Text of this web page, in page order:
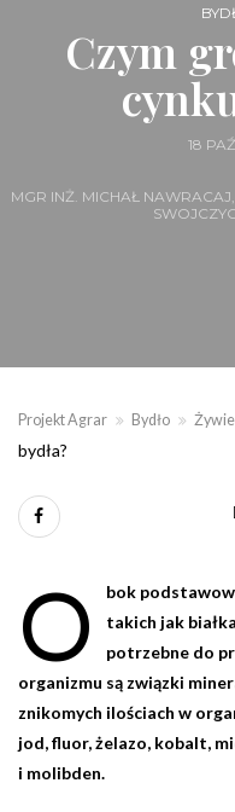
Czym
18
MGR INŻ. MICHAŁ
Projekt Agrar Bydło
bydła?
O
bok
takich jak
potrzebne do
organizmu są związki
znikomych ilościach w
jod, fluor, żelazo, kobalt,
i molibden.